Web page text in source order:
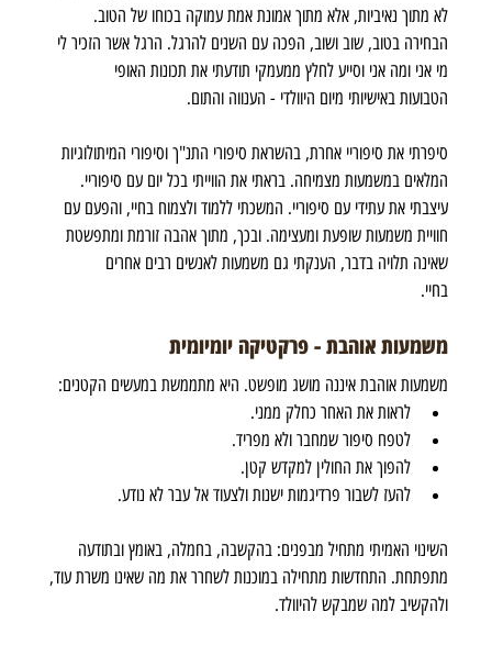
לא מתוך נאיביות, אלא מתוך אמונת אמת עמוקה בכוחו של הטוב.
הבחירה בטוב, שוב ושוב, הפכה עם השנים להרגל. הרגל אשר הזכיר לי
מי אני ומה אני וסייע לחלץ ממעמקי תודעתי את תכונות האופי
הטבועות באישיותי מיום היוולדי - הענווה והתום.
סיפרתי את סיפוריי אחרת, בהשראת סיפורי התנ"ך וסיפורי המיתולוגיות
המלאים במשמעות מצמיחה. בראתי את הווייתי בכל יום עם סיפוריי.
עיצבתי את עתידי עם סיפוריי. המשכתי ללמוד ולצמוח בחיי, והפעם עם
חוויית משמעות שופעת ומעצימה. ובכך, מתוך אהבה זורמת ומתפשטת
שאינה תלויה בדבר, הענקתי גם משמעות לאנשים רבים אחרים
בחיי.
משמעות אוהבת - פרקטיקה יומיומית
משמעות אוהבת איננה מושג מופשט. היא מתממשת במעשים הקטנים:
לראות את האחר כחלק ממני.
לטפח סיפור שמחבר ולא מפריד.
להפוך את החולין למקדש קטן.
להעז לשבור פרדיגמות ישנות ולצעוד אל עבר לא נודע.
השינוי האמיתי מתחיל מבפנים: בהקשבה, בחמלה, באומץ ובתודעה
מתפתחת. התחדשות מתחילה במוכנות לשחרר את מה שאינו משרת עוד,
ולהקשיב למה שמבקש להיוולד.